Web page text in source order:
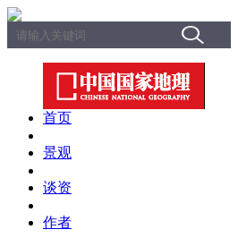
首页
景观
谈资
作者